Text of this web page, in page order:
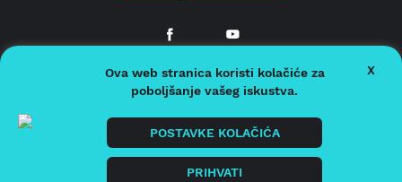
© 2026.Radio Sisak
Politika privatnosti
Politika kolačića
Impressum
Ova web stranica koristi kolačiće za
poboljšanje vašeg iskustva.
POSTAVKE KOLAČIĆA
PRIHVATI
X